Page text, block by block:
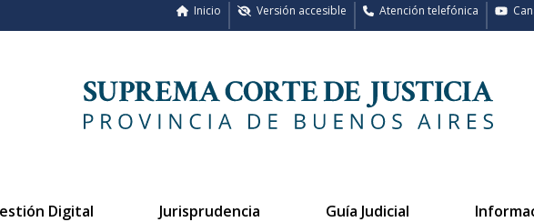
Atención telefónica
Versión accesible
Inicio
Digital Jurisprudencia Guía Judicial